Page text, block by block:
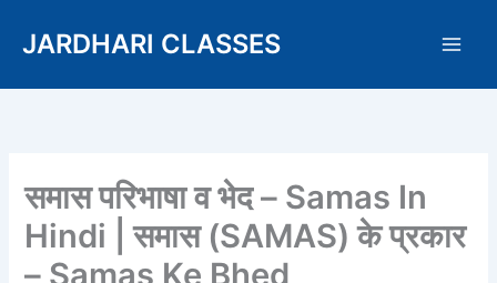
JARDHARI CLASSES
समास परिभाषा व भेद – Samas In
Hindi | समास (SAMAS) के प्रकार
– Samas Ke Bhed